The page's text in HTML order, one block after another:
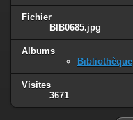
Fichier
BIB0685.jpg
Albums
Bibliothèque
Visites
3671